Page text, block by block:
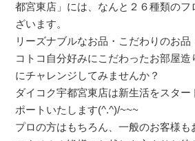
都宮東店」には、なんと２６種類のフ
ざいます。
リーズナブルなお品・こだわりのお品
コトコ自分好みにこだわったお部屋
にチャレンジしてみませんか？
ダイコク宇都宮東店は新生活をスター
ポートいたします(^.^)/~~~
プロの方はもちろん、一般のお客様も